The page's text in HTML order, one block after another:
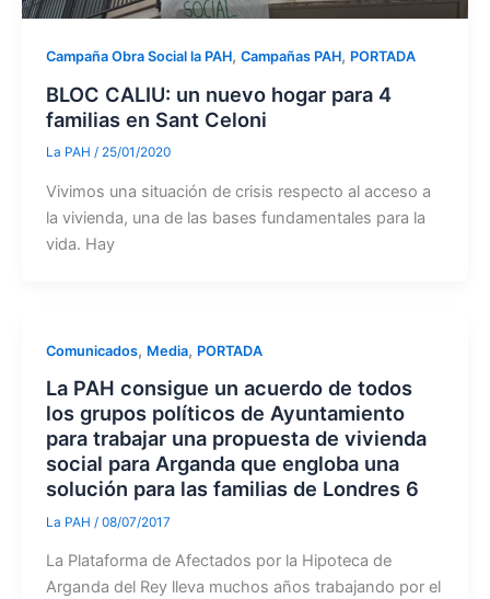
Campaña Obra Social la PAH, Campañas PAH, PORTADA
BLOC CALIU: un nuevo hogar para 4
familias en Sant Celoni
La PAH / 25/01/2020
Vivimos una situación de crisis respecto al acceso a
la vivienda, una de las bases fundamentales para la
vida. Hay
Comunicados, Media, PORTADA
La PAH consigue un acuerdo de todos
los grupos políticos de Ayuntamiento
para trabajar una propuesta de vivienda
social para Arganda que engloba una
solución para las familias de Londres 6
La PAH / 08/07/2017
La Plataforma de Afectados por la Hipoteca de
Arganda del Rey lleva muchos años trabajando por el